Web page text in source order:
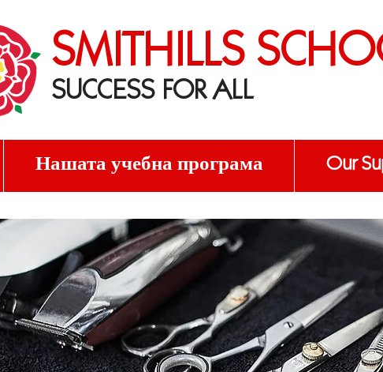
SMITHILLS
SUCCESS FOR ALL
Нашата учебна програма Our